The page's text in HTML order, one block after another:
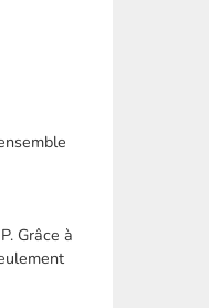
Grâce à